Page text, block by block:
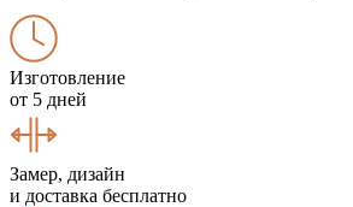
Изготовление
от 5 дней
Замер, дизайн
и доставка бесплатно